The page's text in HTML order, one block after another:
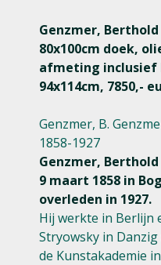
Genzmer,
80x100cm doek,
afmeting inclusief
94x114cm, 7850,-
Genzmer, B.
1858-1927
Genzmer,
9 maart 1858 in
overleden in 1927.
Hij werkte in Berlijn
Stryowsky in
de Kunstakademie